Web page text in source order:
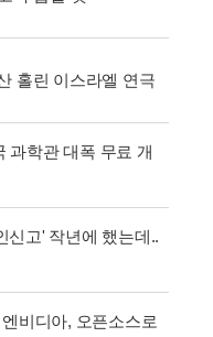
홀린 이스라엘 연극
과학관 대폭 무료 개
신고' 작년에 했는데..
비디아, 오픈소스로